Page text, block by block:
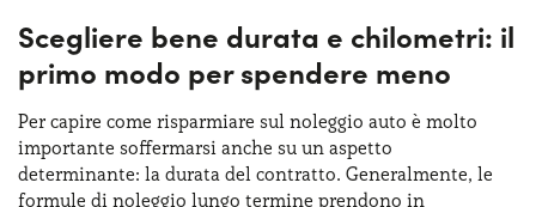
Scegliere bene durata e chilometri: il
primo modo per spendere meno
Per capire come risparmiare sul noleggio auto è molto
importante soffermarsi anche su un aspetto
determinante: la durata del contratto. Generalmente, le
formule di noleggio lungo termine prendono in